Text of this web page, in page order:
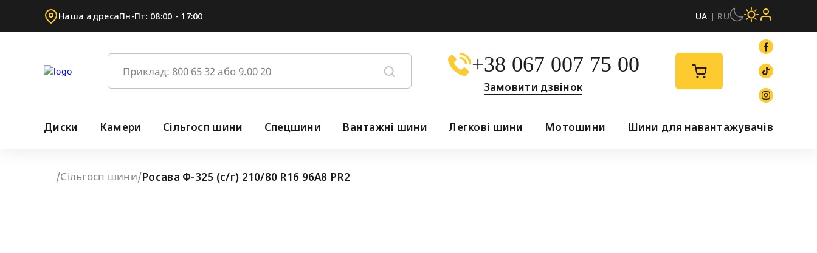
Наша адресаПн-Пт: 08:00 - 17:00 UA | RU
+38 067 007 75 00
Замовити дзвінок
Диски Камери Сільгосп шини Спецшини Вантажні шини Легкові шини Мотошини Шини для навантажувачів
/Сільгосп шини/Росава Ф-325 (с/г) 210/80 R16 96A8 PR2